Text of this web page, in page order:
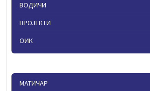
ВОДИЧИ
ПРОЈЕКТИ
ОИК
МАТИЧАР